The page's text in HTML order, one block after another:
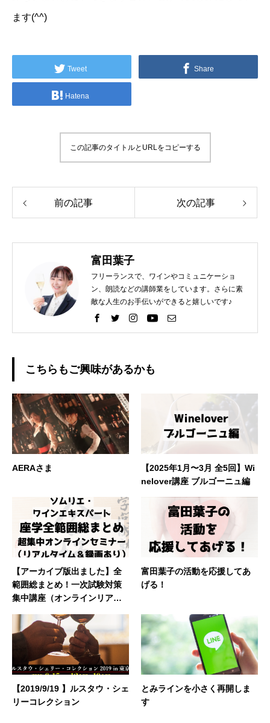
ます(^^)
Tweet Share
Hatena
この記事のタイトルとURLをコピーする
前の記事 次の記事
富田葉子
フリーランスで、ワインやコミュニケーショ
ン、朗読などの講師業をしています。さらに素
敵な人生のお手伝いができると嬉しいです♪
こちらもご興味があるかも
AERAさま
【2025年1月〜3月 全5回】Wi
nelover講座 ブルゴーニュ編
【アーカイブ版出ました】全
範囲総まとめ！一次試験対策
集中講座（オンラインリアル
ムリエ・ワインエキスパート
試験
富田葉子の活動を応援してあ
げる！
【2019/9/19 】ルスタウ・シェ
リーコレクション
とみラインを小さく再開しま
す